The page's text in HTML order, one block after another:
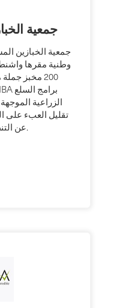
جمعية
جمعية الخبازين
وطنية مقرها
200 مخبز
الزراعية
تقليل العبء على
عن التنظيم المفرط.